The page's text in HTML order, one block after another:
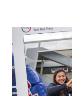
Glossar